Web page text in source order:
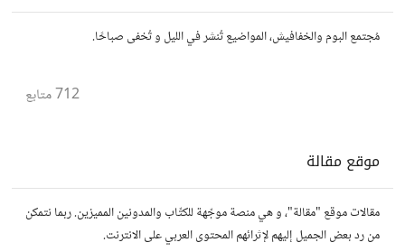
مُجتمع البوم والخفافيش، المواضيع تُنشر في الليل و تُخفى صباحًا.
712متابع
موقع مقالة
مقالات موقع "مقالة"، و هي منصة موجّهة للكتّاب والمدونين المميزين. ربما نتمكن
من رد بعض الجميل إليهم لإثرائهم المحتوى العربي على الانترنت.